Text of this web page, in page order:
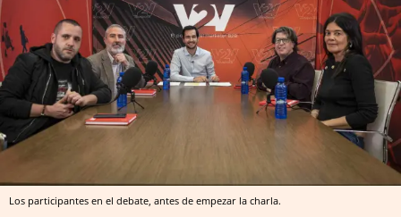
Los participantes en el debate, antes de empezar la charla.